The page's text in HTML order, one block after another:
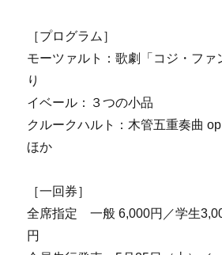
［プログラム］
モーツァルト：歌劇「コジ・ファ
り
イベール：３つの小品
クルークハルト：木管五重奏曲
ほか
［一回券］
全席指定 一般 6,000円／学生
円